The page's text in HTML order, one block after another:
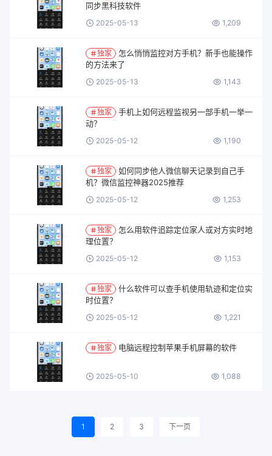
同步黑科技软件
2025-05-13 1,209
独家
的方法来了
2025-05-13 1,143
独家
动？
2025-05-12 1,190
独家
机？微信监控神器2025推荐
2025-05-12 1,253
独家
理位置？
2025-05-12 1,153
独家
时位置？
2025-05-12 1,221
独家 电脑远程控制苹果手机屏幕的软件
2025-05-10 1,088
1 2 3 下一页